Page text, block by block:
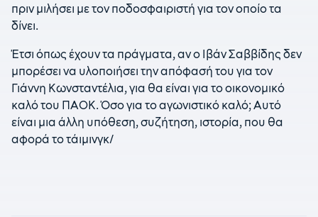
πριν μιλήσει με τον ποδοσφαιριστή για τον οποίο τα
δίνει.
Έτσι όπως έχουν τα πράγματα, αν ο Ιβάν Σαββίδης δεν
μπορέσει να υλοποιήσει την απόφασή του για τον
Γιάννη Κωνσταντέλια, για θα είναι για το οικονομικό
καλό του ΠΑΟΚ. Όσο για το αγωνιστικό καλό; Αυτό
είναι μια άλλη υπόθεση, συζήτηση, ιστορία, που θα
αφορά το τάιμινγκ/